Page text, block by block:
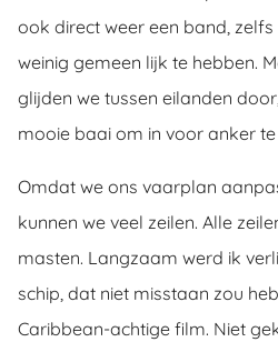
ook direct weer een band,
weinig gemeen lijk te hebben.
glijden we tussen eilanden
mooie baai om in voor anker
Omdat we ons vaarplan
kunnen we veel zeilen. Alle
masten. Langzaam werd ik
schip, dat niet misstaan zou
Caribbean-achtige film. Niet